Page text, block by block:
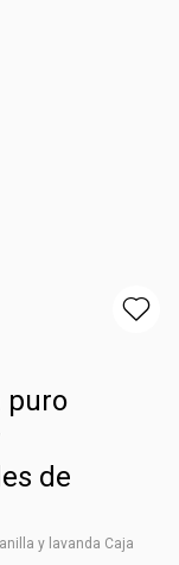
puro
de
y lavanda Caja